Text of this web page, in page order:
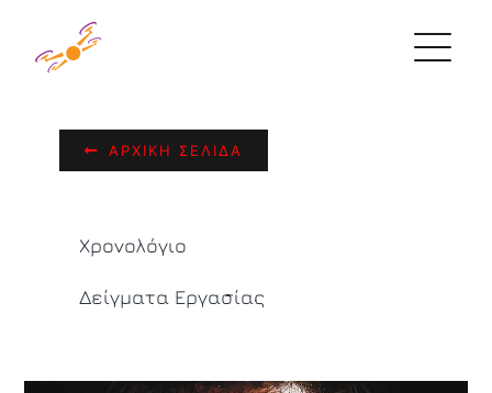
ΑΡΧΙΚΉ ΣΕΛΊΔΑ
Χρονολόγιο
Δείγματα Εργασίας